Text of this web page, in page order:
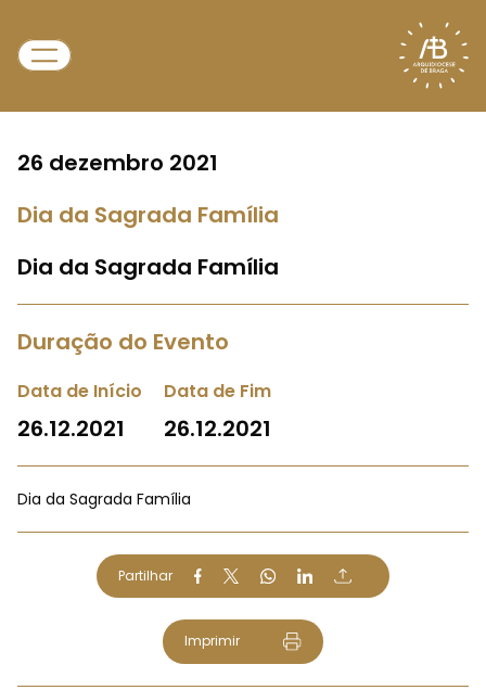
26 dezembro 2021
Dia da Sagrada Família
Dia da Sagrada Família
Duração do Evento
Data de Início
26.12.2021
Data de Fim
26.12.2021
Dia da Sagrada Família
Partilhar
Imprimir